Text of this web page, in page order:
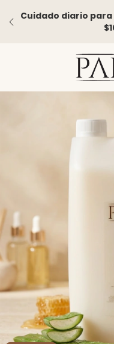
Cuidado diario para